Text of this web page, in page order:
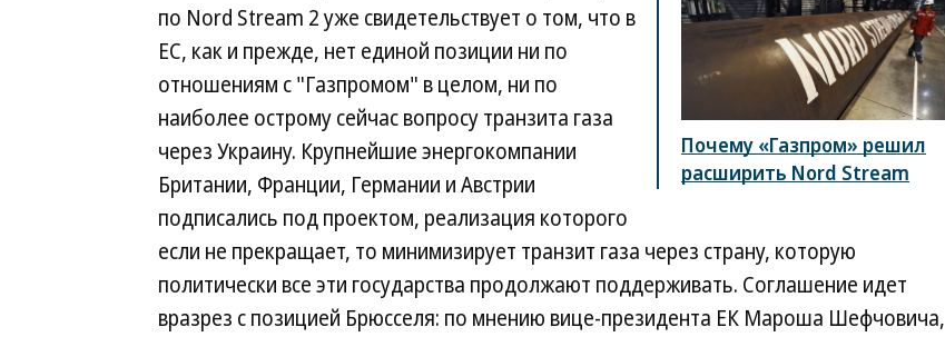
Почему «Газпром» решил
расширить Nord Stream
по Nord Stream 2 уже свидетельствует о том, что в
ЕС, как и прежде, нет единой позиции ни по
отношениям с "Газпромом" в целом, ни по
наиболее острому сейчас вопросу транзита газа
через Украину. Крупнейшие энергокомпании
Британии, Франции, Германии и Австрии
подписались под проектом, реализация которого
если не прекращает, то минимизирует транзит газа через страну, которую
политически все эти государства продолжают поддерживать. Соглашение идет
вразрез с позицией Брюсселя: по мнению вице-президента ЕК Мароша Шефчовича,